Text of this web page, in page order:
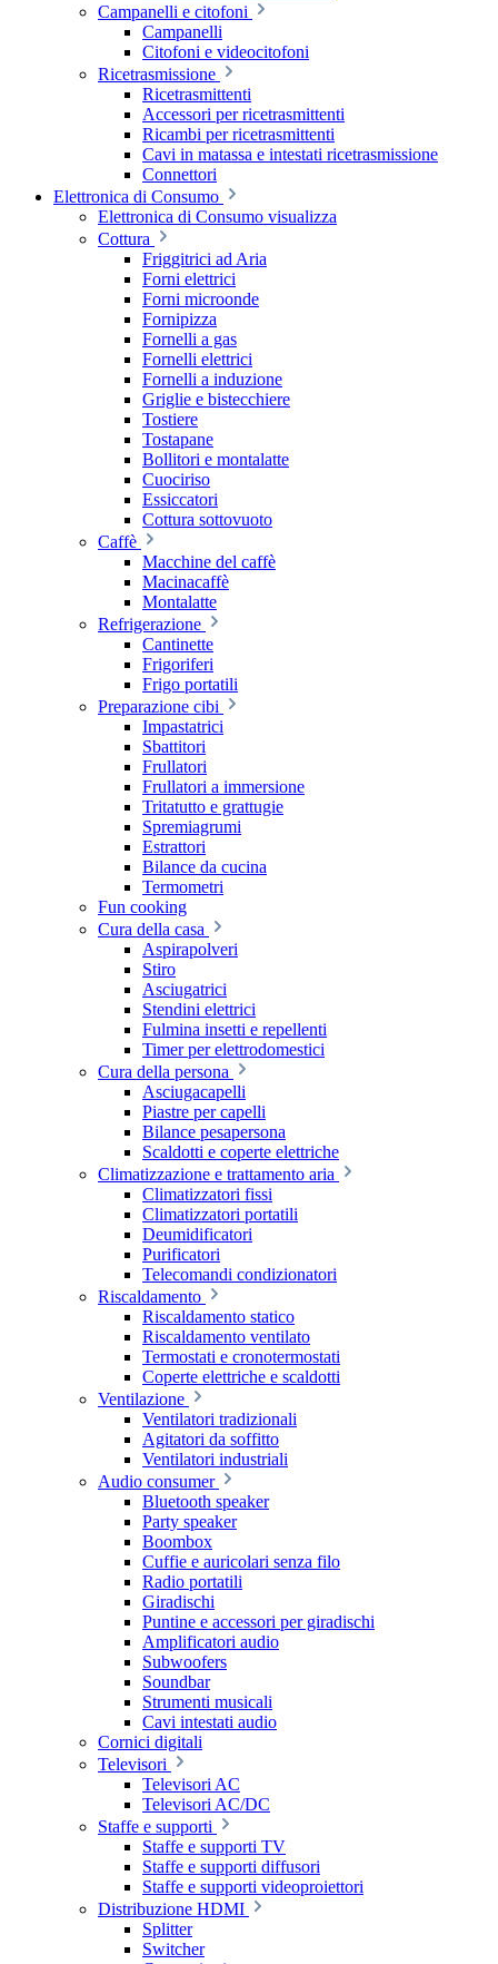
Campanelli e citofoni
Campanelli
Citofoni e videocitofoni
Ricetrasmissione
Ricetrasmittenti
Accessori per ricetrasmittenti
Ricambi per ricetrasmittenti
Cavi in matassa e intestati ricetrasmissione
Connettori
Elettronica di Consumo
Elettronica di Consumo visualizza
Cottura
Friggitrici ad Aria
Forni elettrici
Forni microonde
Fornipizza
Fornelli a gas
Fornelli elettrici
Fornelli a induzione
Griglie e bistecchiere
Tostiere
Tostapane
Bollitori e montalatte
Cuociriso
Essiccatori
Cottura sottovuoto
Caffè
Macchine del caffè
Macinacaffè
Montalatte
Refrigerazione
Cantinette
Frigoriferi
Frigo portatili
Preparazione cibi
Impastatrici
Sbattitori
Frullatori
Frullatori a immersione
Tritatutto e grattugie
Spremiagrumi
Estrattori
Bilance da cucina
Termometri
Fun cooking
Cura della casa
Aspirapolveri
Stiro
Asciugatrici
Stendini elettrici
Fulmina insetti e repellenti
Timer per elettrodomestici
Cura della persona
Asciugacapelli
Piastre per capelli
Bilance pesapersona
Scaldotti e coperte elettriche
Climatizzazione e trattamento aria
Climatizzatori fissi
Climatizzatori portatili
Deumidificatori
Purificatori
Telecomandi condizionatori
Riscaldamento
Riscaldamento statico
Riscaldamento ventilato
Termostati e cronotermostati
Coperte elettriche e scaldotti
Ventilazione
Ventilatori tradizionali
Agitatori da soffitto
Ventilatori industriali
Audio consumer
Bluetooth speaker
Party speaker
Boombox
Cuffie e auricolari senza filo
Radio portatili
Giradischi
Puntine e accessori per giradischi
Amplificatori audio
Subwoofers
Soundbar
Strumenti musicali
Cavi intestati audio
Cornici digitali
Televisori
Televisori AC
Televisori AC/DC
Staffe e supporti
Staffe e supporti TV
Staffe e supporti diffusori
Staffe e supporti videoproiettori
Distribuzione HDMI
Splitter
Switcher